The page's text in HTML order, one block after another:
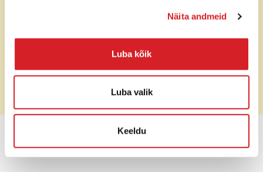
Näita andmeid
Luba kõik
Luba valik
Keeldu
Sõidukiirus 25 m/min
Vibratsioonisagedus 90 Hz
Hind (ilma käibemaksuta) Soovi korral